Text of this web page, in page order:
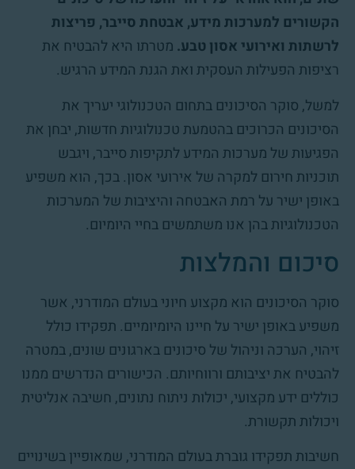
הקשורים למערכות מידע, אבטחת סייבר, פריצות
לרשתות ואירועי אסון טבע. מטרתו היא להבטיח את
רציפות הפעילות העסקית ואת הגנת המידע הרגיש.
למשל, סוקר הסיכונים בתחום הטכנולוגי יעריך את
הסיכונים הכרוכים בהטמעת טכנולוגיות חדשות, יבחן את
הפגיעּות של מערכות המידע לתקיפות סייבר, ויגבש
תוכניות חירום למקרה של אירועי אסון. בכך, הוא משפיע
באופן ישיר על רמת האבטחה והיציבות של המערכות
הטכנולוגיות בהן אנו משתמשים בחיי היומיום.
סיכום והמלצות
סוקר הסיכונים הוא מקצוע חיוני בעולם המודרני, אשר
משפיע באופן ישיר על חיינו היומיומיים. תפקידו כולל
זיהוי, הערכה וניהול של סיכונים בארגונים שונים, במטרה
להבטיח את יציבותם ורווחיותם. הכישורים הנדרשים ממנו
כוללים ידע מקצועי, יכולות ניתוח נתונים, חשיבה אנליטית
ויכולות תקשורת.
חשיבות תפקידו גוברת בעולם המודרני, שמאופיין בשינויים